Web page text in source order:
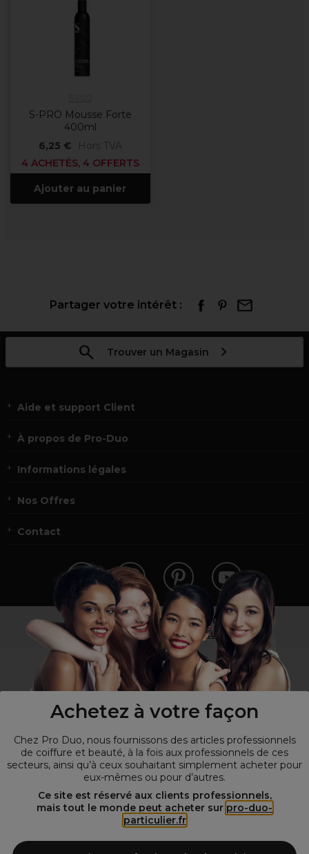
Achetez à votre façon
Chez Pro Duo, nous fournissons des articles professionnels
de coiffure et beauté, à la fois aux professionnels de ces
secteurs, ainsi qu’à ceux souhaitant simplement acheter pour
eux-mêmes ou pour d’autres.
Ce site est réservé aux clients professionnels,
mais tout le monde peut acheter sur pro-duo-
particulier.fr
S-PRO Mousse Forte
400ml
6,25 €
Hors TVA
4 ACHETÉS, 4 OFFERTS
Ajouter au panier
Partager votre intérêt :
Trouver un Magasin
Aide et support Client
À propos de Pro-Duo
Informations légales
Nos Offres
Contact
Vous n’êtes pas un professionnel ?
Visitez notre site pour les particuliers!
Spécialiste de la coiffure et de la beauté, nous vous proposons une
large sélection de produits professionnels pour la coiffure et
Duo le fournisseur incontournable des salons de coiffure et instituts